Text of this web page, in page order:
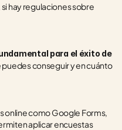
hay regulaciones sobre
para el éxito de
conseguir y en cuánto
aplicar encuestas